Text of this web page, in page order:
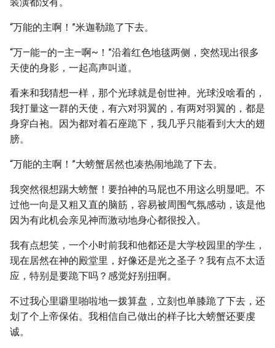
“万能的主啊！”米迦勒跪了下去。
“万—能—的—主—啊~！”沿着红色地毯两侧，突然现出很多
天使的身影，一起高声叫道。
看来和我猜想一样，那个光球就是创世神。光球没啥看的，
我打量这一群的天使，有六对羽翼的，有两对羽翼的，都是
身穿白袍。因为都对着石座跪下，我几乎只能看到大大的翅
膀。
“万能的主啊！”大螃蟹居然也凑热闹地跪了下去。
我突然很想踢大螃蟹！要拍神的马屁也不用这么明显吧。不
过他一向是又粗又直的脑筋，容易被周围气氛感动，该是他
因为有此机会亲见神而激动地身心都很投入。
我有点想笑，一个小时前我和他都还是大学校园里的学生，
现在居然在神的殿堂里，好像还是光之圣子？我有点不太适
应，特别是要跪下吗？感觉好别扭啊。
不过我心里噼里啪啦地一拨算盘，立刻也单膝跪了下去，还
划了个上帝保佑。我相信自己做出的样子比大螃蟹还要虔
诚。